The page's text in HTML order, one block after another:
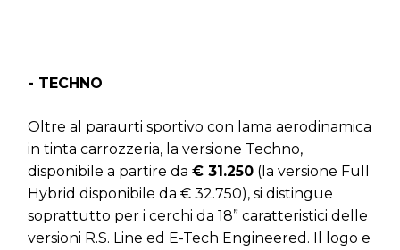
- TECHNO
Oltre al paraurti sportivo con lama aerodinamica
in tinta carrozzeria, la versione Techno,
disponibile a partire da € 31.250 (la versione Full
Hybrid disponibile da € 32.750), si distingue
soprattutto per i cerchi da 18” caratteristici delle
versioni R.S. Line ed E-Tech Engineered. Il logo e